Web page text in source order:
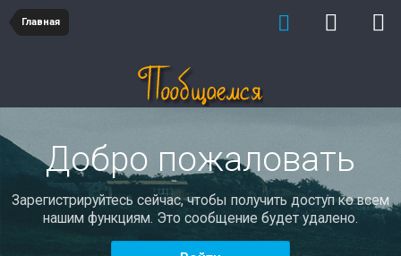
Главная
Добро пожаловать
Зарегистрируйтесь сейчас, чтобы получить доступ ко всем
нашим функциям. Это сообщение будет удалено.